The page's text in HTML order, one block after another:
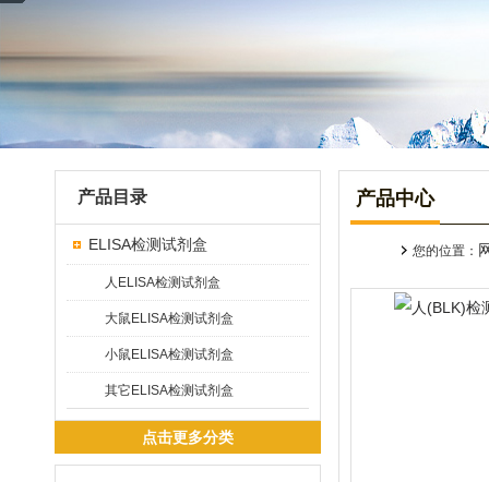
产品目录
ELISA检测试剂盒
人ELISA检测试剂盒
大鼠ELISA检测试剂盒
小鼠ELISA检测试剂盒
其它ELISA检测试剂盒
点击更多分类
产品中心
您的位置：